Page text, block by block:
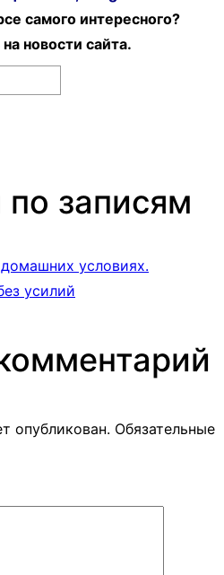
самого интересного?
новости сайта.
записям
условиях.
усилий
опубликован. Обязательные